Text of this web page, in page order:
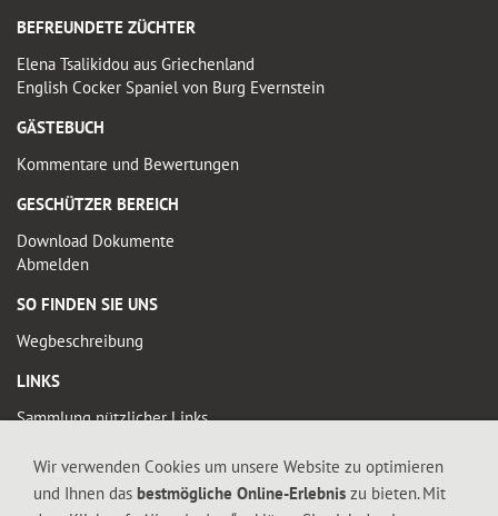
BEFREUNDETE ZÜCHTER
Elena Tsalikidou aus Griechenland
English Cocker Spaniel von Burg Evernstein
GÄSTEBUCH
Kommentare und Bewertungen
GESCHÜTZER BEREICH
Download Dokumente
Abmelden
SO FINDEN SIE UNS
Wegbeschreibung
LINKS
Sammlung nützlicher Links
© 2019 FALTIGE-HERZEN
Diese Seite enthält urheberrechtlich geschütztes Material. Die durch die
Wir verwenden Cookies um unsere Website zu optimieren
und Ihnen das bestmögliche Online-Erlebnis zu bieten. Mit